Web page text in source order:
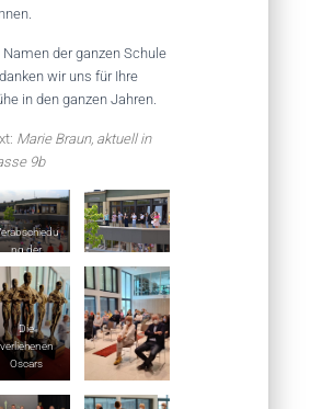
Namen der ganzen Schule
wir uns für Ihre
in den ganzen Jahren.
Marie Braun, aktuell in
9b
ng der
inne
n durch alle
Schüle mit
Tanz 2
vor
der offiziellen
Die
verliehenen
Oscars